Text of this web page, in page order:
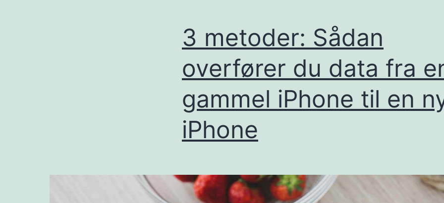
3 metoder: Sådan
overfører du data fra
gammel iPhone til en
iPhone